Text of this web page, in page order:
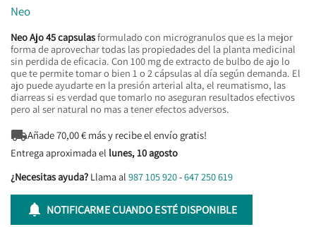
Neo
Neo Ajo 45 capsulasformulado con microgranulos que es la mejor
forma de aprovechar todas las propiedades del la planta medicinal
sin perdida de eficacia. Con 100 mg de extracto de bulbo de ajo lo
que te permite tomar o bien 1 o 2 cápsulas al día según demanda. El
ajo puede ayudarte en la presión arterial alta, el reumatismo, las
diarreas si es verdad que tomarlo no aseguran resultados efectivos
pero al ser natural no mas a tener efectos adversos.
Añade70,00€ más y recibe el envío gratis!
Entrega aproximada el lunes, 10 agosto
¿Necesitas ayuda? Llama al 987 105 920-647 250 619
 NOTIFICARME CUANDO ESTÉ DISPONIBLE